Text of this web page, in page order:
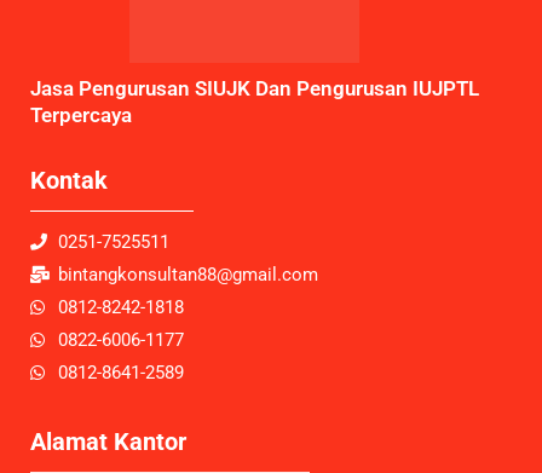
Jasa Pengurusan SIUJK Dan Pengurusan IUJPTL
Terpercaya
Kontak
0251-7525511
bintangkonsultan88@gmail.com
0812-8242-1818
0822-6006-1177
0812-8641-2589
Alamat Kantor